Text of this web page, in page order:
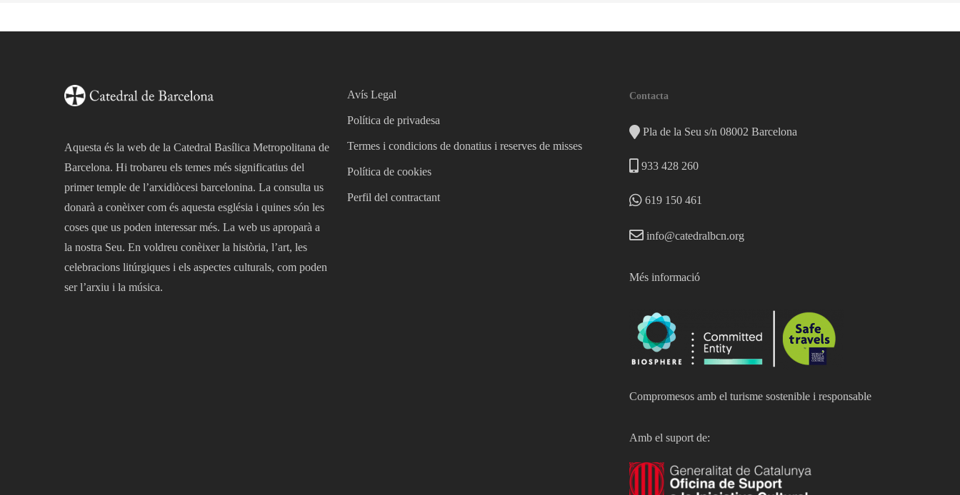
Aquesta és la web de la Catedral Basílica Metropolitana de
Barcelona. Hi trobareu els temes més significatius del
primer temple de l’arxidiòcesi barcelonina. La consulta us
donarà a conèixer com és aquesta església i quines són les
coses que us poden interessar més. La web us aproparà a
la nostra Seu. En voldreu conèixer la història, l’art, les
celebracions litúrgiques i els aspectes culturals, com poden
ser l’arxiu i la música.
Avís Legal
Política de privadesa
Termes i condicions de donatius i reserves de misses
Política de cookies
Perfil del contractant
Contacta
Pla de la Seu s/n 08002 Barcelona
933 428 260
619 150 461
info@catedralbcn.org
Més informació
Compromesos amb el turisme sostenible i responsable
Amb el suport de: